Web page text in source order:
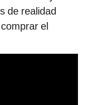
de realidad
el